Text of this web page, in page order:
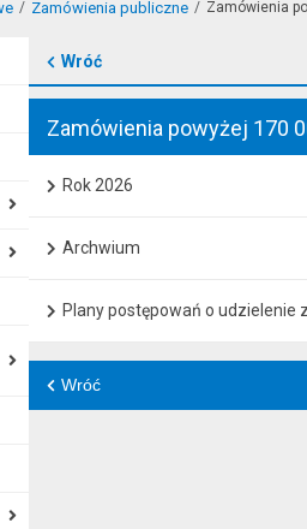
Zamówienia publiczne Zamówienia
Wróć
Zamówienia powyżej 170
Rok 2026
Archwium
Plany postępowań o udzielenie
Wróć